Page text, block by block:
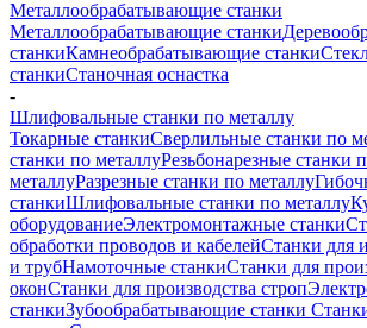
Металлообрабатывающие станки
Металлообрабатывающие станки
станкиКамнеобрабатывающие станки
станкиСтаночная оснастка
-
Шлифовальные станки по металлу
Токарные станкиСверлильные станки по
станки по металлуРезьбонарезные станки
металлуРазрезные станки по металлу
станкиШлифовальные станки по металлу
оборудованиеЭлектромонтажные станки
обработки проводов и кабелейСтанки для
и трубНамоточные станкиСтанки для
оконСтанки для производства строп
станкиЗубообрабатывающие станки